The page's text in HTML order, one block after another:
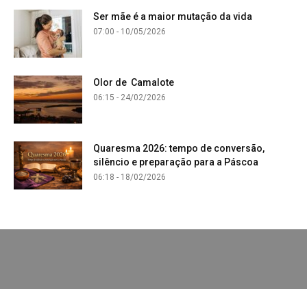
Ser mãe é a maior mutação da vida
07:00 - 10/05/2026
Olor de Camalote
06:15 - 24/02/2026
Quaresma 2026: tempo de conversão,
silêncio e preparação para a Páscoa
06:18 - 18/02/2026